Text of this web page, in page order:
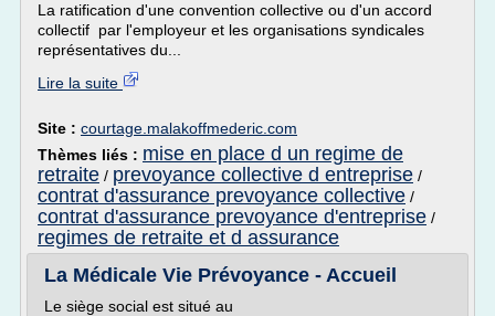
La ratification d'une convention collective ou d'un accord
collectif par l'employeur et les organisations syndicales
représentatives du...
Lire la suite
Site : courtage.malakoffmederic.com
Thèmes liés : mise en place d un regime de
retraite / prevoyance collective d entreprise /
contrat d'assurance prevoyance collective /
contrat d'assurance prevoyance d'entreprise /
regimes de retraite et d assurance
La Médicale Vie Prévoyance - Accueil
Le siège social est situé au